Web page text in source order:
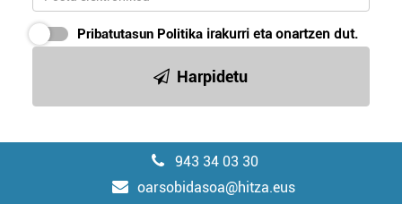
Pribatutasun Politika irakurri eta onartzen dut.
Harpidetu
943 34 03 30
oarsobidasoa@hitza.eus